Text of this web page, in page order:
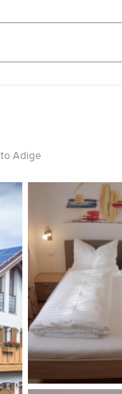
Adige